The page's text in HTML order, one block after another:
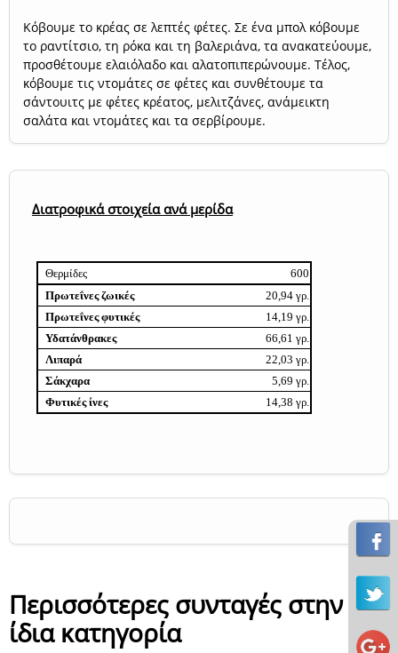
Κόβουμε το κρέας σε λεπτές φέτες. Σε ένα μπολ κόβουμε
το ραντίτσιο, τη ρόκα και τη βαλεριάνα, τα ανακατεύουμε,
προσθέτουμε ελαιόλαδο και αλατοπιπερώνουμε. Τέλος,
κόβουμε τις ντομάτες σε φέτες και συνθέτουμε τα
σάντουιτς με φέτες κρέατος, μελιτζάνες, ανάμεικτη
σαλάτα και ντομάτες και τα σερβίρουμε.
Διατροφικά στοιχεία ανά μερίδα
Θερμίδες
600
Πρωτεΐνες ζωικές
20,94 γρ.
Πρωτεΐνες φυτικές
14,19 γρ.
Υδατάνθρακες
66,61 γρ.
Λιπαρά
22,03 γρ.
Σάκχαρα
5,69 γρ.
Φυτικές ίνες
14,38 γρ.
Περισσότερες συνταγές στην
ίδια κατηγορία